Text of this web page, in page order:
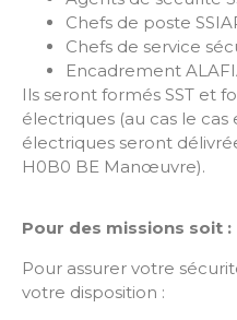
Chefs de poste
Chefs de service
Encadrement
Ils seront formés SST et
électriques (au cas le
électriques seront
H0B0 BE Manœuvre).
Pour des missions soit :
Pour assurer votre
votre disposition :